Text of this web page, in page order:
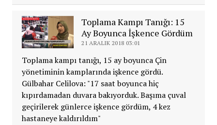
Toplama Kampı Tanığı: 15
Ay Boyunca İşkence Gördüm
21 ARALIK 2018 03:01
Toplama kampı tanığı, 15 ay boyunca Çin
yönetiminin kamplarında işkence gördü.
Gülbahar Celilova: "17 saat boyunca hiç
kıpırdamadan duvara bakıyorduk. Başıma çuval
geçirilerek günlerce işkence gördüm, 4 kez
hastaneye kaldırıldım"